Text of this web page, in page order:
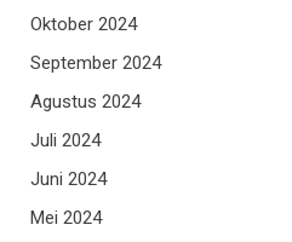
Oktober 2024
September 2024
Agustus 2024
Juli 2024
Juni 2024
Mei 2024